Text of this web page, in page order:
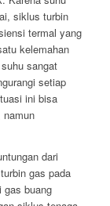
siklus turbin
termal yang
kelemahan
sangat
setiap
ini bisa
namun
dari
gas pada
gas buang